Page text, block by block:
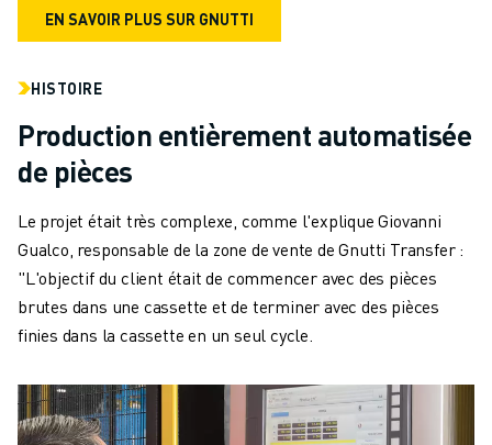
EN SAVOIR PLUS SUR GNUTTI
HISTOIRE
Production entièrement automatisée
de pièces
Le projet était très complexe, comme l'explique Giovanni
Gualco, responsable de la zone de vente de Gnutti Transfer :
"L'objectif du client était de commencer avec des pièces
brutes dans une cassette et de terminer avec des pièces
finies dans la cassette en un seul cycle.